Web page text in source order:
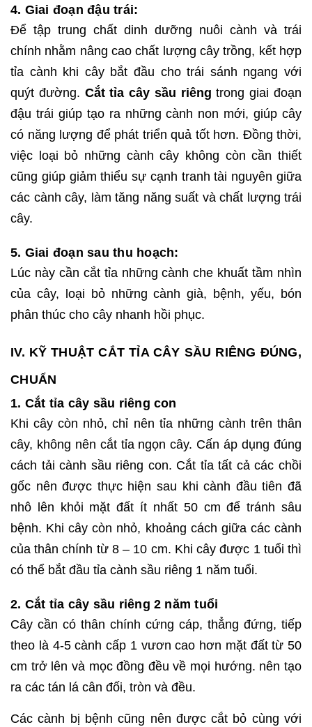
4. Giai đoạn đậu trái:
Để tập trung chất dinh dưỡng nuôi cành và trái
chính nhằm nâng cao chất lượng cây trồng, kết hợp
tỉa cành khi cây bắt đầu cho trái sánh ngang với
quýt đường. Cắt tỉa cây sầu riêng trong giai đoạn
đậu trái giúp tạo ra những cành non mới, giúp cây
có năng lượng để phát triển quả tốt hơn. Đồng thời,
việc loại bỏ những cành cây không còn cần thiết
cũng giúp giảm thiểu sự cạnh tranh tài nguyên giữa
các cành cây, làm tăng năng suất và chất lượng trái
cây.
5. Giai đoạn sau thu hoạch:
Lúc này cần cắt tỉa những cành che khuất tầm nhìn
của cây, loại bỏ những cành già, bệnh, yếu, bón
phân thúc cho cây nhanh hồi phục.
IV. KỸ THUẬT CẮT TỈA CÂY SẦU RIÊNG ĐÚNG,
CHUẨN
1. Cắt tỉa cây sầu riêng con
Khi cây còn nhỏ, chỉ nên tỉa những cành trên thân
cây, không nên cắt tỉa ngọn cây. Cấn áp dụng đúng
cách tải cành sầu riêng con. Cắt tỉa tất cả các chồi
gốc nên được thực hiện sau khi cành đầu tiên đã
nhô lên khỏi mặt đất ít nhất 50 cm để tránh sâu
bệnh. Khi cây còn nhỏ, khoảng cách giữa các cành
của thân chính từ 8 – 10 cm. Khi cây được 1 tuổi thì
có thể bắt đầu tỉa cành sầu riêng 1 năm tuổi.
2. Cắt tỉa cây sầu riêng 2 năm tuổi
Cây cần có thân chính cứng cáp, thẳng đứng, tiếp
theo là 4-5 cành cấp 1 vươn cao hơn mặt đất từ ​​50
cm trở lên và mọc đồng đều về mọi hướng. nên tạo
ra các tán lá cân đối, tròn và đều.
Các cành bị bệnh cũng nên được cắt bỏ cùng với